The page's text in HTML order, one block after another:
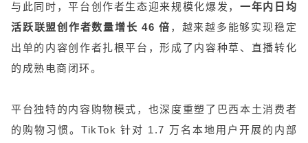
与此同时，平台创作者生态迎来规模化爆发， 一年内日均
活跃联盟创作者数量增长 46 倍 ，越来越多能够实现稳定
出单的内容创作者扎根平台，形成了内容种草、直播转化
的成熟电商闭环。
平台独特的内容购物模式，也深度重塑了巴西本土消费者
的购物习惯。TikTok 针对 1.7 万名本地用户开展的内部